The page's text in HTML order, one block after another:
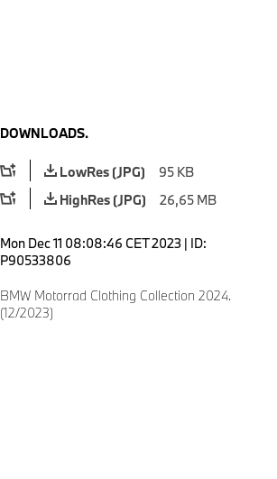
DOWNLOADS.
LowRes (JPG)
95 KB
HighRes (JPG)
26,65 MB
Mon Dec 11 08:08:46 CET 2023 | ID:
P90533806
BMW Motorrad Clothing Collection 2024.
(12/2023)